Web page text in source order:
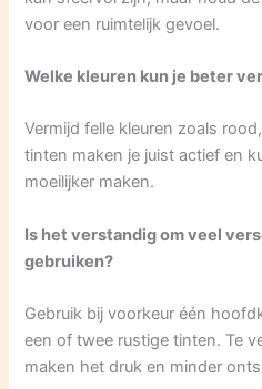
voor een ruimtelijk gevoel.
Welke kleuren kun je beter
Vermijd felle kleuren zoals
tinten maken je juist actief en
moeilijker maken.
Is het verstandig om veel
gebruiken?
Gebruik bij voorkeur één
een of twee rustige tinten. Te
maken het druk en minder